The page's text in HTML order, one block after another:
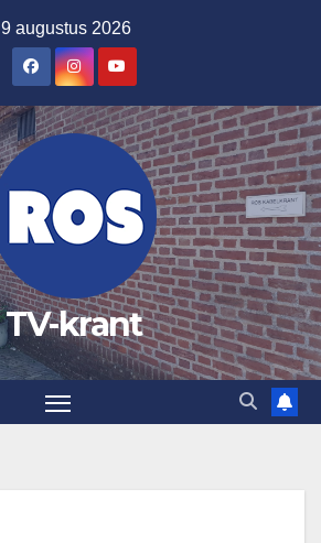
9 augustus 2026
TV-krant